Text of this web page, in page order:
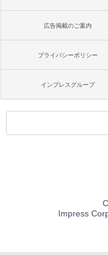
広告掲載のご案内
プライバシーポリシー
インプレスグループ
Impress